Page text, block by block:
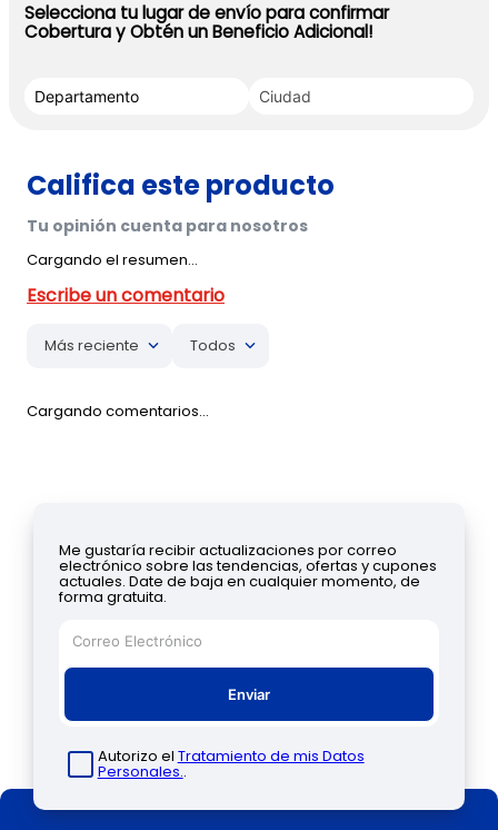
Selecciona tu lugar de envío para confirmar
Cobertura y Obtén un Beneficio Adicional!
Cargando el resumen…
Más reciente Todos
Cargando comentarios…
Me gustaría recibir actualizaciones por correo
electrónico sobre las tendencias, ofertas y cupones
actuales. Date de baja en cualquier momento, de
forma gratuita.
Enviar
Autorizo el Tratamiento de mis Datos
Personales..